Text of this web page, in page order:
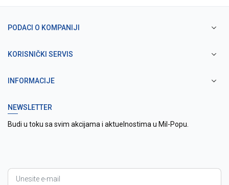
PODACI O KOMPANIJI
KORISNIČKI SERVIS
INFORMACIJE
NEWSLETTER
Budi u toku sa svim akcijama i aktuelnostima u Mil-Popu.